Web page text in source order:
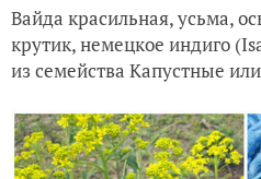
Вайда красильная, усьма,
крутик, немецкое индиго
из семейства Капустные